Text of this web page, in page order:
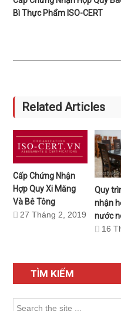
Bì Thực Phẩm ISO-CERT
Related Articles
Cấp Chứng Nhận
Hợp Quy Xi Măng
Và Bê Tông
27 Tháng 2, 2019
Quy
nhận
nước
16
chính
TÌM KIẾM
Search